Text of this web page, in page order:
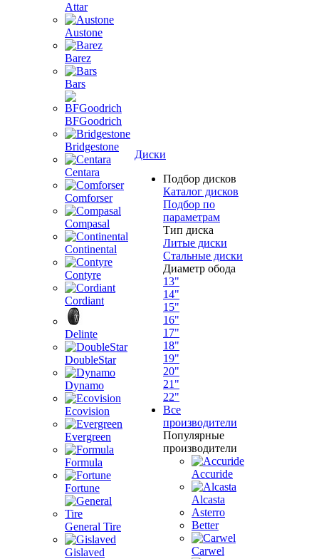
Attar
Austone
Barez
Bars
BFGoodrich
Bridgestone
Centara
Comforser
Compasal
Continental
Contyre
Cordiant
Delinte
DoubleStar
Dynamo
Ecovision
Evergreen
Formula
Fortune
General Tire
Gislaved
Диски
Подбор дисков
Каталог дисков
Подбор по
параметрам
Тип диска
Литые диски
Стальные диски
Диаметр обода
13"
14"
15"
16"
17"
18"
19"
20"
21"
22"
Все
производители
Популярные
производители
Accuride
Alcasta
Asterro
Better
Carwel